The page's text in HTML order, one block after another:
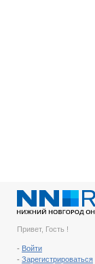
Привет, Гость !
- Войти
- Зарегистрироваться